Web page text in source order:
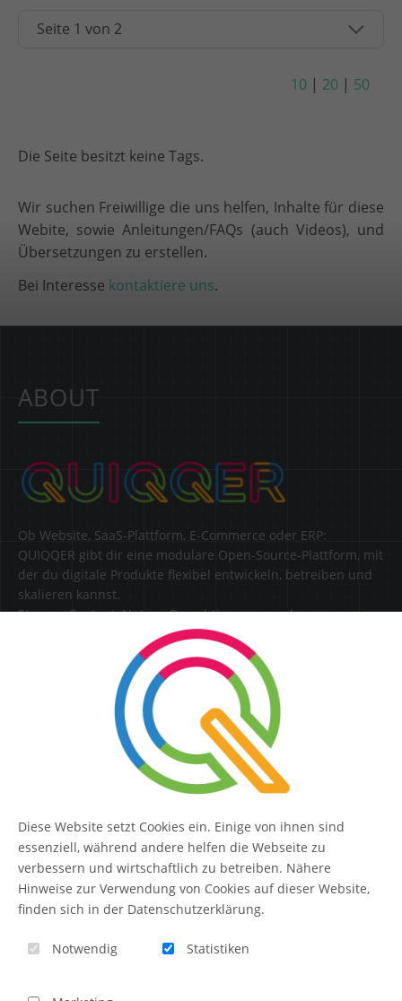
10 | 20 | 50
Die Seite besitzt keine Tags.
Wir suchen Freiwillige die uns helfen, Inhalte für diese
Webite, sowie Anleitungen/FAQs (auch Videos), und
Übersetzungen zu erstellen.
Bei Interesse kontaktiere uns.
ABOUT
Ob Website, SaaS-Plattform, E-Commerce oder ERP:
QUIQQER gibt dir eine modulare Open-Source-Plattform, mit
der du digitale Produkte flexibel entwickeln, betreiben und
skalieren kannst.
Steuere Content, Nutzer, Berechtigungen und
Erweiterungen zentral in einer Lösung.
QUIQQER
Themen-Übersicht
Diese Website setzt Cookies ein. Einige von ihnen sind
essenziell, während andere helfen die Webseite zu
verbessern und wirtschaftlich zu betreiben. Nähere
Hinweise zur Verwendung von Cookies auf dieser Website,
finden sich in der Datenschutzerklärung.
Notwendig Statistiken